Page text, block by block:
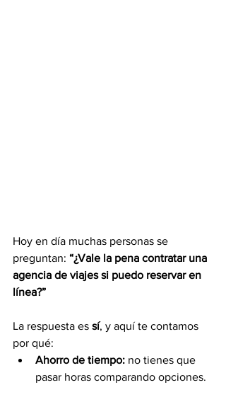
Hoy en día muchas personas se
preguntan: “¿Vale la pena contratar una
agencia de viajes si puedo reservar en
línea?”
La respuesta es sí, y aquí te contamos
por qué:
Ahorro de tiempo: no tienes que
pasar horas comparando opciones.